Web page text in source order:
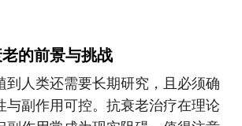
的前景与挑战
到人类还需要长期研究，且必须确
与副作用可控。抗衰老治疗在理论